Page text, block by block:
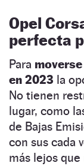
Opel
perfecta
Para
en 2023 la
No tienen
lugar, como
de Bajas
con sus cada
más lejos que